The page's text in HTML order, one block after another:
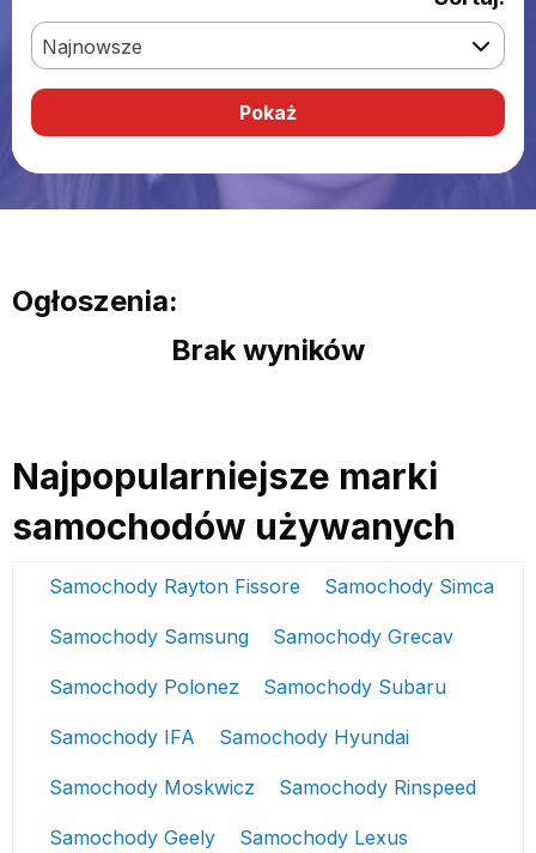
Najnowsze
Ogłoszenia:
Brak wyników
Najpopularniejsze marki
samochodów używanych
Samochody Rayton Fissore Samochody Simca
Samochody Samsung Samochody Grecav
Samochody Polonez Samochody Subaru
Samochody IFA Samochody Hyundai
Samochody Moskwicz Samochody Rinspeed
Samochody Geely Samochody Lexus